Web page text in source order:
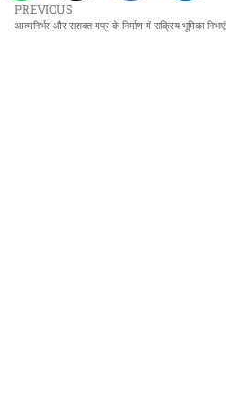
PREVIOUS
आत्मनिर्भर और सशक्त मप्र के निर्माण में सक्रिय भूमिका